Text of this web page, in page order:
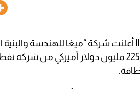
أعلنت شركة “ميغا للهندسة والبنية
فوزها بعقد جديد تبلغ قيمته 225.5 مليون دولار أميركي